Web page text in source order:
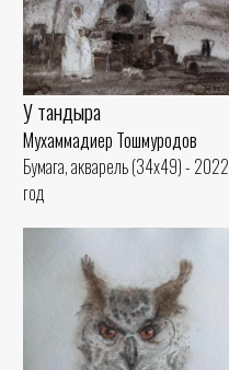
У тандыра
Мухаммадиер Тошмуродов
Бумага, акварель (34x49) - 2022
год